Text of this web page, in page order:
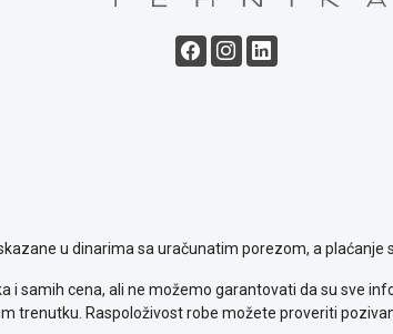
u dinarima sa uračunatim porezom, a plaćanje
i samih cena, ali ne možemo garantovati da su sve
trenutku. Raspoloživost robe možete proveriti